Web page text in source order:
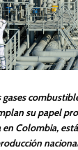
gases
su papel
en Colombia,